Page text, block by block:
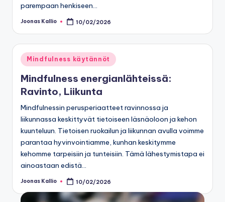
parempaan henkiseen…
Posted
Joonas Kallio 10/02/2026
Posted
in
Mindfulness käytännöt
Mindfulness energianlähteissä:
Ravinto, Liikunta
Mindfulnessin perusperiaatteet ravinnossa ja
liikunnassa keskittyvät tietoiseen läsnäoloon ja kehon
kuunteluun. Tietoisen ruokailun ja liikunnan avulla voimme
parantaa hyvinvointiamme, kunhan keskitymme
kehomme tarpeisiin ja tunteisiin. Tämä lähestymistapa ei
ainoastaan edistä…
Posted
Joonas Kallio 10/02/2026